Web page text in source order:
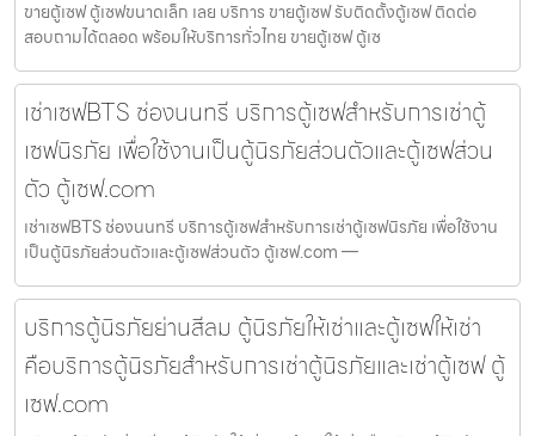
ขายตู้เซฟ ตู้เซฟขนาดเล็ก เลย บริการ ขายตู้เซฟ รับติดตั้งตู้เซฟ ติดต่อ
สอบถามได้ตลอด พร้อมให้บริการทั่วไทย ขายตู้เซฟ ตู้เซ
เช่าเซฟBTS ช่องนนทรี บริการตู้เซฟสำหรับการเช่าตู้
เซฟนิรภัย เพื่อใช้งานเป็นตู้นิรภัยส่วนตัวและตู้เซฟส่วน
ตัว ตู้เซฟ.com
เช่าเซฟBTS ช่องนนทรี บริการตู้เซฟสำหรับการเช่าตู้เซฟนิรภัย เพื่อใช้งาน
เป็นตู้นิรภัยส่วนตัวและตู้เซฟส่วนตัว ตู้เซฟ.com —
บริการตู้นิรภัยย่านสีลม ตู้นิรภัยให้เช่าและตู้เซฟให้เช่า
คือบริการตู้นิรภัยสำหรับการเช่าตู้นิรภัยและเช่าตู้เซฟ ตู้
เซฟ.com